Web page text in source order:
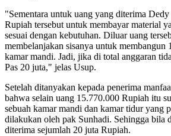
"Sementara untuk uang yang diterima Dedy
Rupiah tersebut untuk membayar material
sesuai dengan kebutuhan. Diluar uang
membelanjakan sisanya untuk membangun
kamar mandi. Jadi, jika di total anggaran
Pas 20 juta," jelas Usup.
Setelah ditanyakan kepada penerima
bahwa selain uang 15.770.000 Rupiah itu
sebuah kamar mandi dan kamar tidur yang
dilakukan oleh pak Sunhadi. Sehingga bila
diterima sejumlah 20 juta Rupiah.